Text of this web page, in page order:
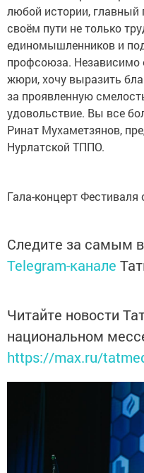
любой истории, главный
своём пути не только
единомышленников и
профсоюза. Независимо
жюри, хочу выразить
за проявленную
удовольствие. Вы все
Ринат Мухаметзянов,
Нурлатской ТППО.
Гала-концерт Фестиваля
Следите за самым
Telegram-канале
Читайте новости
национальном
https://max.ru/